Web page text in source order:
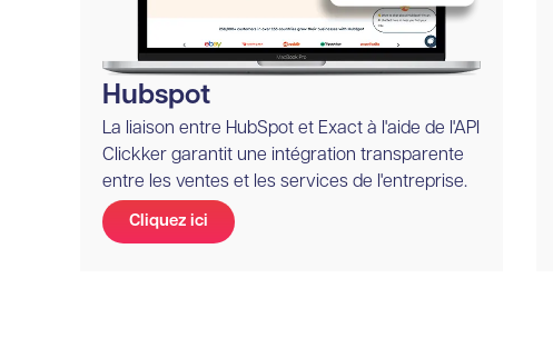
Hubspot
La liaison entre HubSpot et Exact à l'aide de l'API
Clickker garantit une intégration transparente
entre les ventes et les services de l'entreprise.
Cliquez ici